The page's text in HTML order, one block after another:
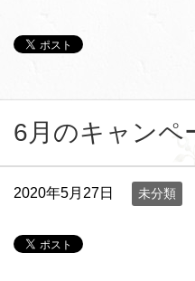
6月のキャンペ
2020年5月27日 未分類